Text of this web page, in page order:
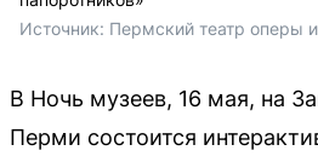
Источник: Пермский театр оперы
В Ночь музеев, 16 мая, на
Перми состоится